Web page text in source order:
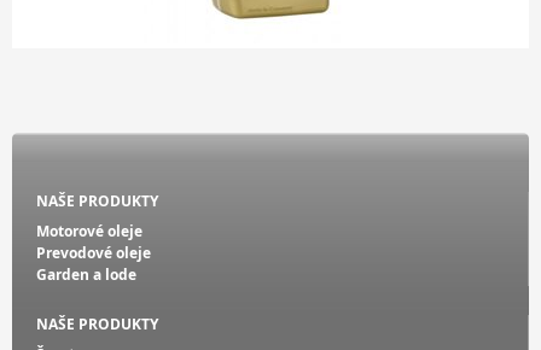
NAŠE PRODUKTY
Motorové oleje
Prevodové oleje
Garden a lode
NAŠE PRODUKTY